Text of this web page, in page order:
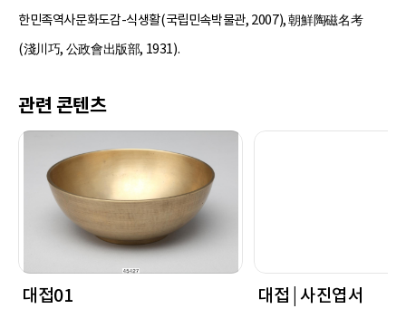
한민족역사문화도감-식생활(국립민속박물관, 2007), 朝鮮陶磁名考
(淺川巧, 公政會出版部, 1931).
관련 콘텐츠
대접01 대접 | 사진엽서